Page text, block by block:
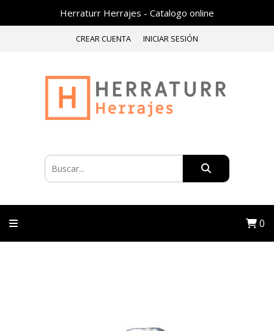
Herraturr Herrajes - Catalogo online
CREAR CUENTA INICIAR SESIÓN
0